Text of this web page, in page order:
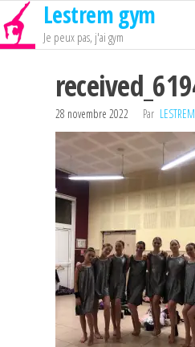
Lestrem gym
Je peux pas, j'ai gym
28 novembre 2022 Par